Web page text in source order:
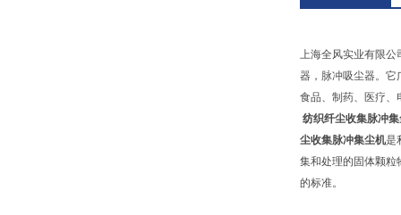
上海全风实业有限公
器，脉冲吸尘器。它
食品、
纺织纤尘收集脉冲
尘收集脉冲集尘机是
集和处理的固体颗粒
的标准。